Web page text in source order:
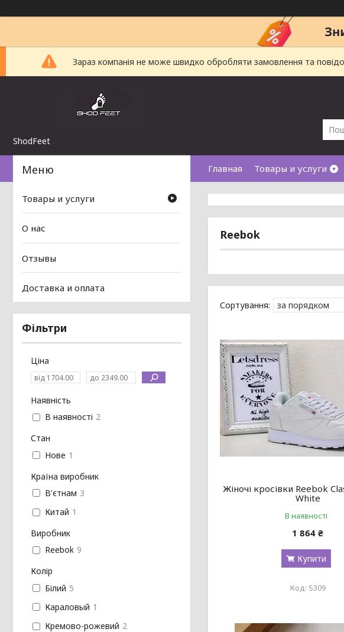
Зараз компанія не може швидко обробляти замовлення та
ShodFeet
Главная Товары и услуги
Reebok
Жіночі кросівки Reebok
White
В наявності
1 864 ₴
Купити
S309
Товары и услуги
О нас
Отзывы
Доставка и оплата
Фільтри
Ціна
Наявність
В наявності 2
Стан
Нове 1
Країна виробник
В'єтнам 3
Китай 1
Виробник
Reebok 9
Колір
Білий 5
Караловый 1
Кремово-рожевий 2